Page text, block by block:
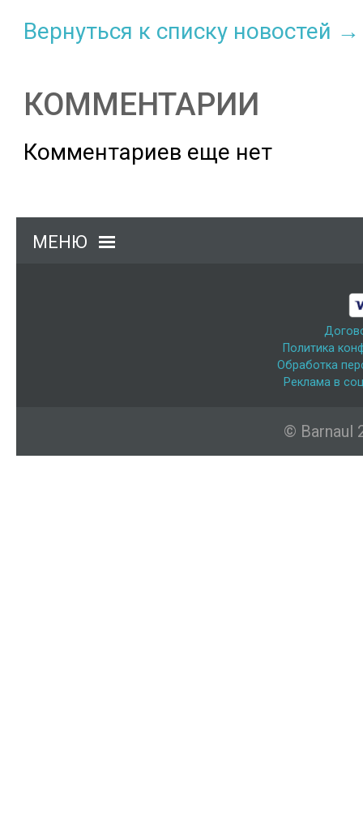
Вернуться к списку новостей →
КОММЕНТАРИИ
Комментариев еще нет
МЕНЮ
Политика
Обработка
Реклама в
© Barnaul